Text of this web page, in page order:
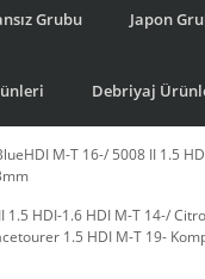
Grubu Japon
Debriyaj
M-T 16-/ 5008 II 1.5